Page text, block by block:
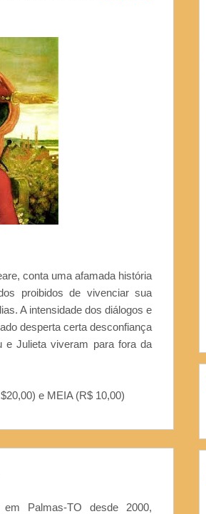
conta uma afamada história
proibidos de vivenciar sua
A intensidade dos diálogos e
desperta certa desconfiança
e Julieta viveram para fora da
e MEIA (R$ 10,00)
Palmas-TO desde 2000,